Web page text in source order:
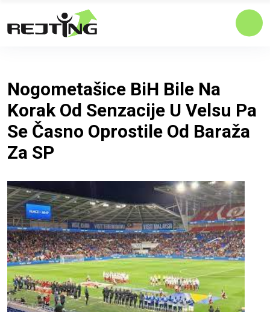
Nogometašice BiH Bile Na
Korak Od Senzacije U Velsu Pa
Se Časno Oprostile Od Baraža
Za SP